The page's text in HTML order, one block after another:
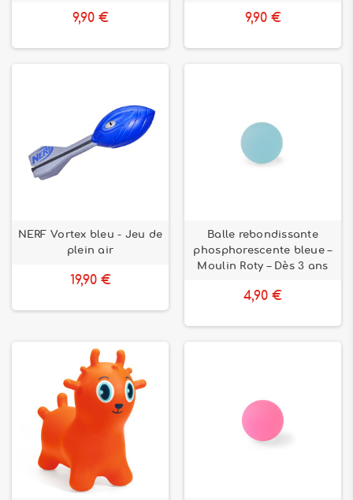
9,90 € 9,90 €
NERF Vortex bleu - Jeu de
plein air
19,90 €
Balle rebondissante
phosphorescente bleue –
Moulin Roty – Dès 3 ans
4,90 €